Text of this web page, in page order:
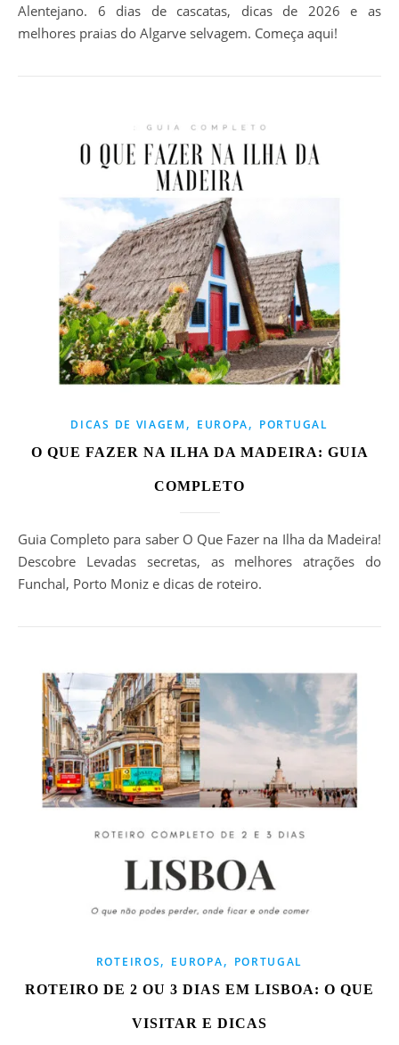
Alentejano. 6 dias de cascatas, dicas de 2026 e as
melhores praias do Algarve selvagem. Começa aqui!
DICAS DE VIAGEM , EUROPA, PORTUGAL
O QUE FAZER NA ILHA DA MADEIRA: GUIA
COMPLETO
Guia Completo para saber O Que Fazer na Ilha da Madeira!
Descobre Levadas secretas, as melhores atrações do
Funchal, Porto Moniz e dicas de roteiro.
ROTEIROS, EUROPA, PORTUGAL
ROTEIRO DE 2 OU 3 DIAS EM LISBOA: O QUE
VISITAR E DICAS